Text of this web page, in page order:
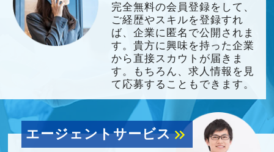
完全無料の会員登録をして、
ご経歴やスキルを登録すれ
ば、企業に匿名で公開されま
す。貴方に興味を持った企業
から直接スカウトが届きま
す。もちろん、求人情報を見
て応募することもできます。
エージェントサービスkeyboard_double_arrow_right